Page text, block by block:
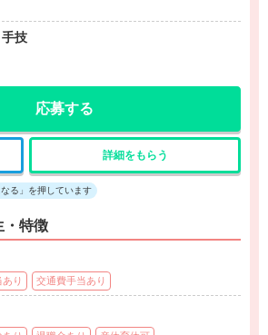
技
応募する
詳細をもらう
る」を押しています
・特徴
り 交通費手当あり